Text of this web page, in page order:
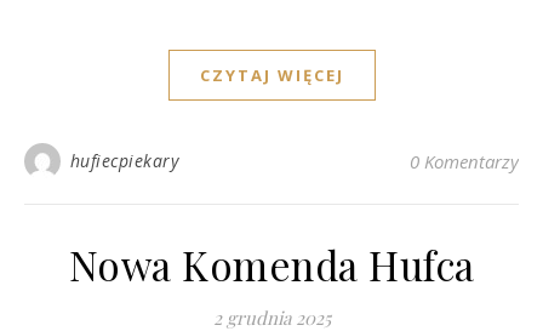
CZYTAJ WIĘCEJ
hufiecpiekary 0 Komentarzy
Nowa Komenda Hufca
2 grudnia 2025